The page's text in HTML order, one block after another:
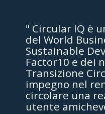
" Circular IQ è
del World
Sustainable
Factor10 e dei
Transizione
impegno nel
circolare una
utente